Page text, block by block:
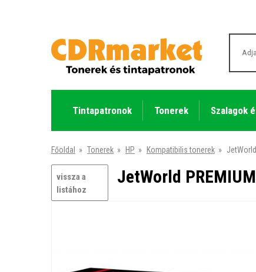
Tintapatronok Tonerek Szalagok
Főoldal » Tonerek » HP » Kompatibilis tonerek »
vissza a
listához
JetWorld